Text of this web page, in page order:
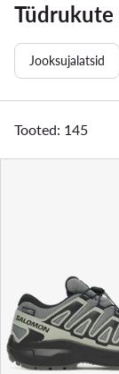
Jooksujalatsid
Tooted: 145